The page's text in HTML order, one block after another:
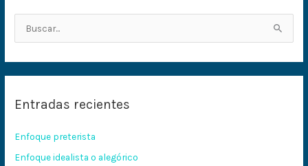
a
p
o
Entradas recientes
Enfoque preterista
Enfoque idealista o alegórico